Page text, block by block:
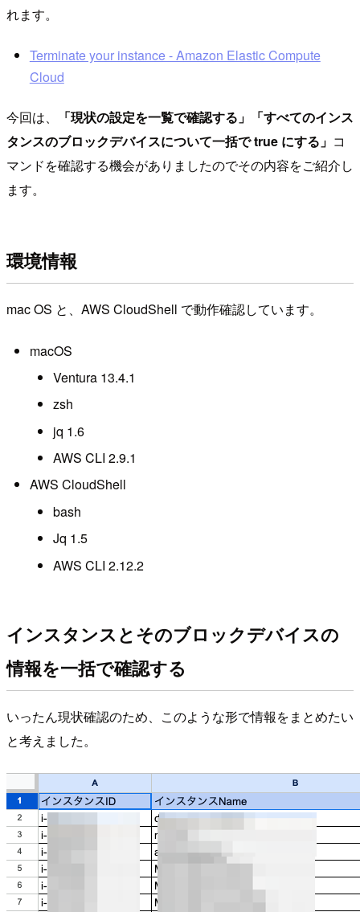
れます。
Terminate your instance - Amazon Elastic Compute
Cloud
今回は、
「現状の設定を一覧で確認する」「すべてのインス
タンスのブロックデバイスについて一括で true にする」 コ
マンドを確認する機会がありましたのでその内容をご紹介し
ます。
環境情報
mac OS と、AWS CloudShell で動作確認しています。
macOS
Ventura 13.4.1
zsh
jq 1.6
AWS CLI 2.9.1
AWS CloudShell
bash
Jq 1.5
AWS CLI 2.12.2
インスタンスとそのブロックデバイスの
情報を一括で確認する
いったん現状確認のため、このような形で情報をまとめたい
と考えました。